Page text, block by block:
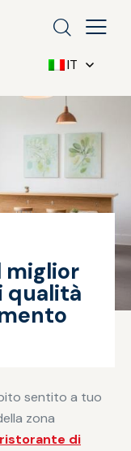
IT
miglior
qualità
sentito a tuo
zona
di